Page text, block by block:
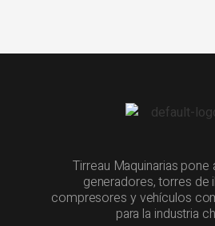
Tirreau Maquinarias
generadores, torres de
compresores y vehículos
para la industria